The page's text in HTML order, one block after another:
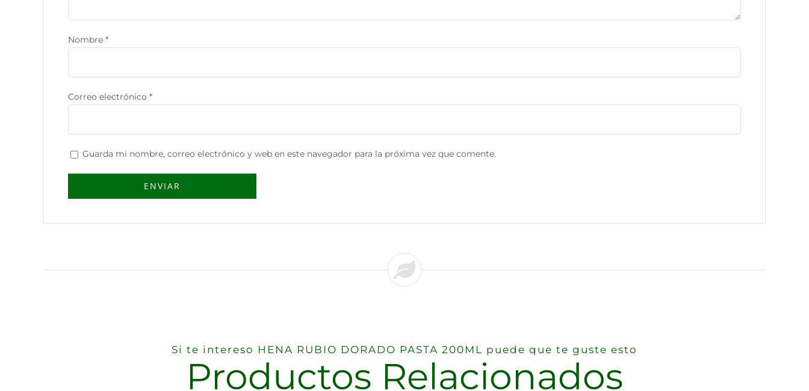
Nombre *
Correo electrónico *
Guarda mi nombre, correo electrónico y web en este navegador para la próxima vez que comente.
Si te intereso HENA RUBIO DORADO PASTA 200ML puede que te guste esto
Productos Relacionados